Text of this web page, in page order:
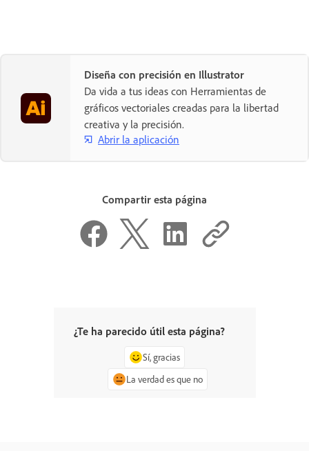
Diseña con precisión en Illustrator
Da vida a tus ideas con Herramientas de
gráficos vectoriales creadas para la libertad
creativa y la precisión.
Abrir la aplicación
Compartir esta página
¿Te ha parecido útil esta página?
Sí, gracias
La verdad es que no